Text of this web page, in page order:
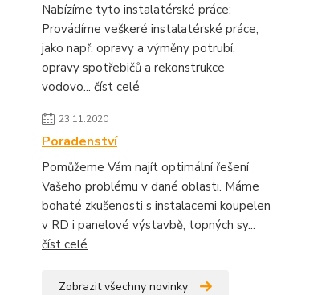
Nabízíme tyto instalatérské práce:
Provádíme veškeré instalatérské práce,
jako např. opravy a výměny potrubí,
opravy spotřebičů a rekonstrukce
vodovo... číst celé
23.11.2020
Poradenství
Pomůžeme Vám najít optimální řešení
Vašeho problému v dané oblasti. Máme
bohaté zkušenosti s instalacemi koupelen
v RD i panelové výstavbě, topných sy...
číst celé
Zobrazit všechny novinky